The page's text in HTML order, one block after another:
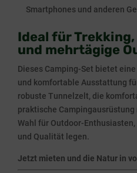
Smartphones und anderen
Ideal für
und mehrtägige
Dieses Camping-Set bietet
und komfortable Ausstattung
robuste Tunnelzelt, die
praktische
Wahl für Outdoor-
und Qualität legen.
Jetzt mieten und die Natur in